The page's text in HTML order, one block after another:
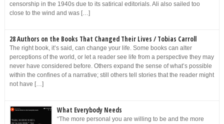
censorship in the 1940s due to its satirical editorials. Ali also sailed too
close to the wind and was […]
28 Authors on the Books That Changed Their Lives / Tobias Carroll
The right book, it’s said, can change your life. Some books can alter
perceptions of the world, or let a reader see life from a perspective they may
never have considered before. Others expand the sense of what’s possible
within the confines of a narrative; still others tell stories that the reader might
not have […]
What Everybody Needs
“The more personal you are willing to be and the more